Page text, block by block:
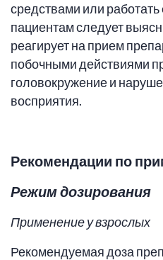
средствами или
пациентам следует
реагирует на прием
побочными действиями
головокружение и
восприятия.
Рекомендации по
Режим дозирования
Применение у взрослых
Рекомендуемая доза